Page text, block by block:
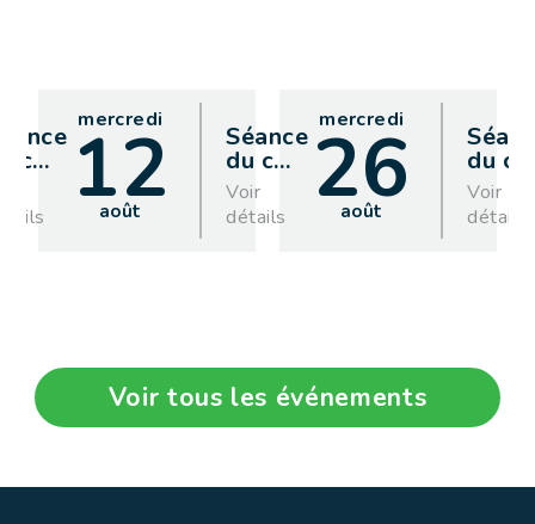
c…
mercredi
12
août
Séance
du c…
Voir
détails
mercredi
26
août
du co
Voir
détails
Voir tous les événements